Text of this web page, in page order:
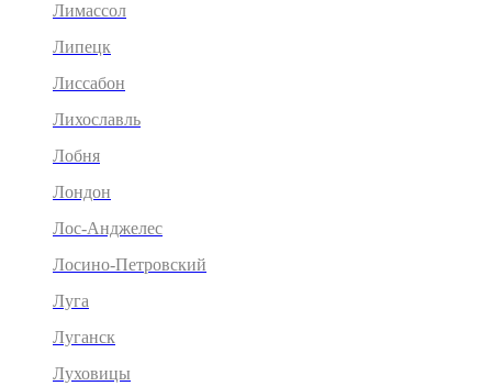
Лимассол
Липецк
Лиссабон
Лихославль
Лобня
Лондон
Лос-Анджелес
Лосино-Петровский
Луга
Луганск
Луховицы